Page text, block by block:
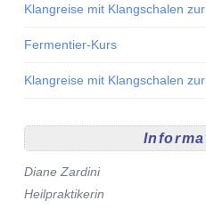
Klangreise mit Klangschalen
Fermentier-Kurs
Klangreise mit Klangschalen
Diane Zardini
Heilpraktikerin